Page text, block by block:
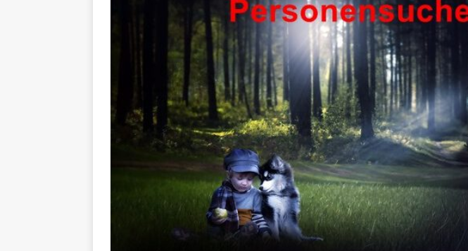
[ 16. Dezember 2023 ] Personensuche / Öffentlichkeitsfahndung
[ 11. November 2023 ]
Personensuche / Vermisste Person
[ 31. Oktober 2023 ]
Eilmeldung Polizei
[ 19. Oktober 2023 ]
Öffentlichkeitsfahndung
[ 15. April 2023 ] Natur/Umwelt – Militärischer Übungsplatz
& NATUR
[ 7. Mai 2025 ]
Radio Regenbogen spendet 10.000.- € an „Kinder
BADEN-WÜRTTEMBERG
[ 6. Mai 2025 ] Radarfallen / Blitzer / Geschwindigkeitsmessung für
11.05.2025)
GESCHWINDIGKEITSKONTROLLE
Deutsche Equipe gewinnt vor der Schweiz den